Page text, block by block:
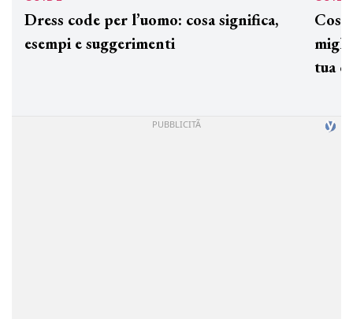
Dress code per l’uomo: cosa significa,
esempi e suggerimenti
tua